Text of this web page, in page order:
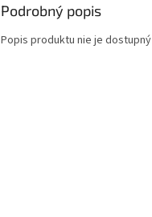
Podrobný popis
Popis produktu nie je dostupný